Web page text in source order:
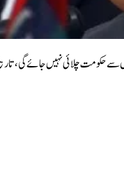
حکومت چلائی نہیں جائے گی،